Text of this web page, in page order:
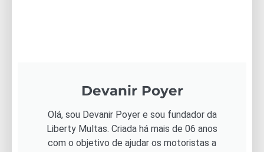
Devanir Poyer
Olá, sou Devanir Poyer e sou fundador da
Liberty Multas. Criada há mais de 06 anos
com o objetivo de ajudar os motoristas a